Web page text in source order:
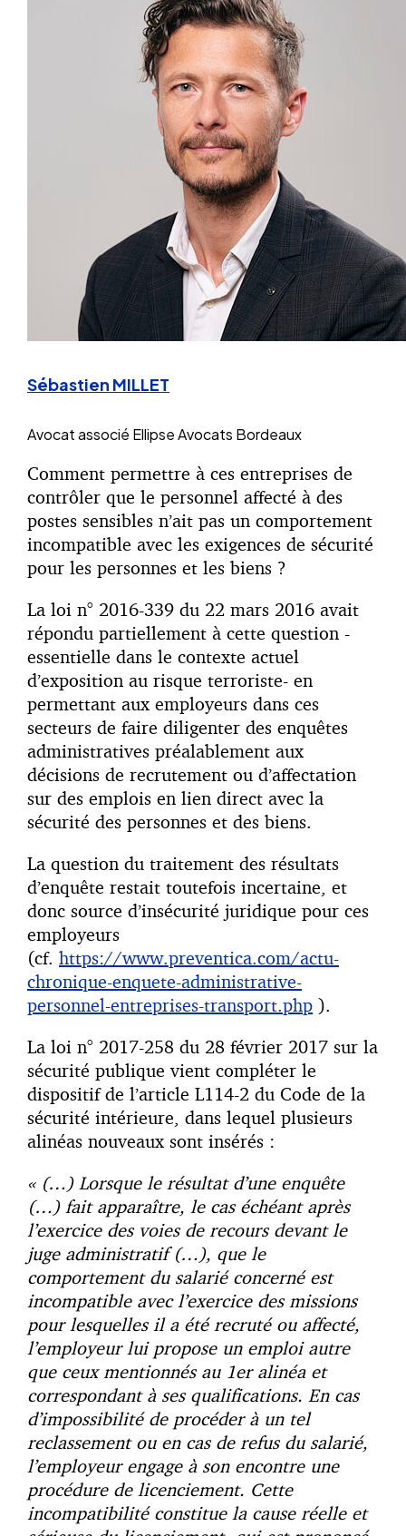
Sébastien MILLET
Avocat associé Ellipse Avocats Bordeaux
Comment permettre à ces entreprises de
contrôler que le personnel affecté à des
postes sensibles n’ait pas un comportement
incompatible avec les exigences de sécurité
pour les personnes et les biens ?
La loi n° 2016-339 du 22 mars 2016 avait
répondu partiellement à cette question -
essentielle dans le contexte actuel
d’exposition au risque terroriste- en
permettant aux employeurs dans ces
secteurs de faire diligenter des enquêtes
administratives préalablement aux
décisions de recrutement ou d’affectation
sur des emplois en lien direct avec la
sécurité des personnes et des biens.
La question du traitement des résultats
d’enquête restait toutefois incertaine, et
donc source d’insécurité juridique pour ces
employeurs
(cf. https://www.preventica.com/actu-
chronique-enquete-administrative-
personnel-entreprises-transport.php ).
La loi n° 2017-258 du 28 février 2017 sur la
sécurité publique vient compléter le
dispositif de l’article L114-2 du Code de la
sécurité intérieure, dans lequel plusieurs
alinéas nouveaux sont insérés :
« (…) Lorsque le résultat d’une enquête
(…) fait apparaître, le cas échéant après
l’exercice des voies de recours devant le
juge administratif (…), que le
comportement du salarié concerné est
incompatible avec l’exercice des missions
pour lesquelles il a été recruté ou affecté,
l’employeur lui propose un emploi autre
que ceux mentionnés au 1er alinéa et
correspondant à ses qualifications. En cas
d’impossibilité de procéder à un tel
reclassement ou en cas de refus du salarié,
l’employeur engage à son encontre une
procédure de licenciement. Cette
incompatibilité constitue la cause réelle et